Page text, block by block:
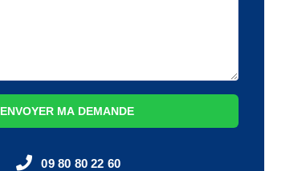
ENVOYER MA DEMANDE
09 80 80 22 60